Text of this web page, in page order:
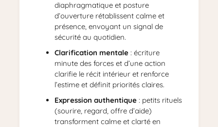
diaphragmatique et posture
d’ouverture rétablissent calme et
présence, envoyant un signal de
sécurité au quotidien.
Clarification mentale : écriture
minute des forces et d’une action
clarifie le récit intérieur et renforce
l’estime et définit priorités claires.
Expression authentique : petits rituels
(sourire, regard, offre d’aide)
transforment calme et clarté en